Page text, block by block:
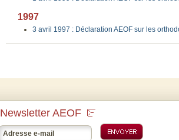
1997
3 avril 1997 : Déclaration AEOF sur les
Newsletter AEOF